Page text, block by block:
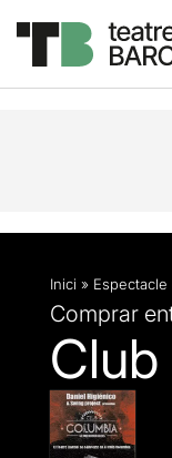
Descripció
Inici »
Comprar